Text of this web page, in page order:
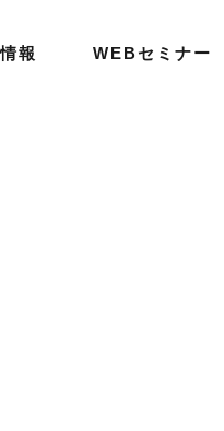
報 WEBセミナー